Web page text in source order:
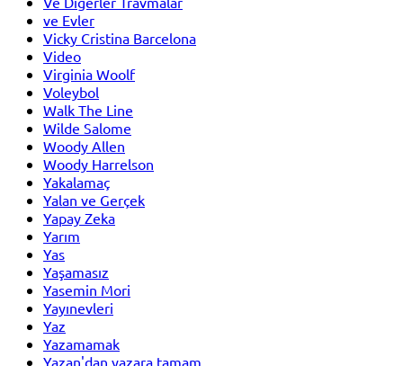
ve Evler
Vicky Cristina Barcelona
Video
Virginia Woolf
Voleybol
Walk The Line
Wilde Salome
Woody Allen
Woody Harrelson
Yakalamaç
Yalan ve Gerçek
Yapay Zeka
Yarım
Yas
Yaşamasız
Yasemin Mori
Yayınevleri
Yaz
Yazamamak
Yazan'dan yazara tamam